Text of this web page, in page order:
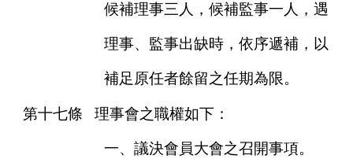
候補理事三人，候補監事一人，遇
理事、監事出缺時，依序遞補，以
補足原任者餘留之任期為限。
第十七條 理事會之職權如下：
一、議決會員大會之召開事項。